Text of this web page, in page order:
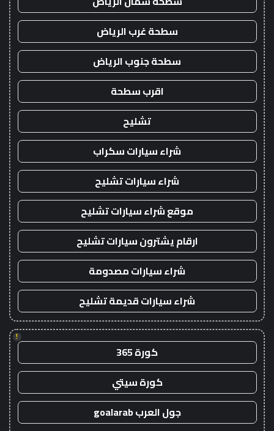
سطحة غرب الرياض
سطحة جنوب الرياض
اقرب سطحة
تشليح
شراء سيارات سكراب
شراء سيارات تشليح
موقع شراء سيارات تشليح
ارقام يشترون سيارات تشليح
شراء سيارات مصدومة
شراء سيارات قديمة تشليح
!
كورة 365
كورة سيتي
جول العرب goalarab